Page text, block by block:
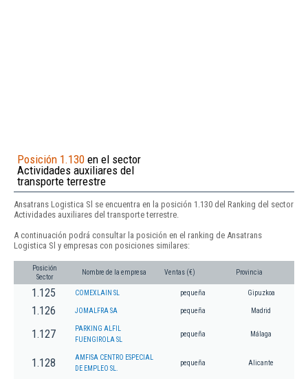
Posición 1.130 en el sector
Actividades auxiliares del
transporte terrestre
Ansatrans Logistica Sl se encuentra en la posición 1.130 del Ranking del sector
Actividades auxiliares del transporte terrestre.
A continuación podrá consultar la posición en el ranking de Ansatrans
Logistica Sl y empresas con posiciones similares:
Posición
Sector
Nombre de la empresa Ventas (€) Provincia
1.125 COMEXLAIN SL pequeña Gipuzkoa
1.126 JOMALFRA SA pequeña Madrid
1.127
PARKING ALFIL
FUENGIROLA SL
pequeña Málaga
1.128
AMFISA CENTRO ESPECIAL
DE EMPLEO SL.
pequeña Alicante